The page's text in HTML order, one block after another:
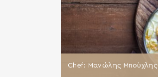
Chef: Μανώλης Μπούχλης